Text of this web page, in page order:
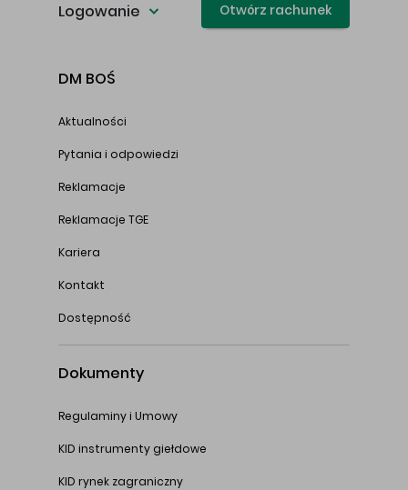
Logowanie Otwórz rachunek
DM BOŚ
Aktualności
Pytania i odpowiedzi
Reklamacje
Reklamacje TGE
Kariera
Kontakt
Dostępność
Dokumenty
Regulaminy i Umowy
KID instrumenty giełdowe
KID rynek zagraniczny